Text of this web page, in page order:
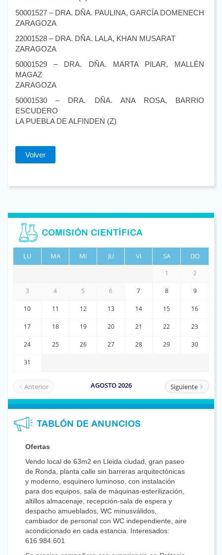
50001527 – DRA. DÑA. PAULINA, GARCÍA DOMENECH
ZARAGOZA
22001528 – DRA. DÑA. LALA, KHAN MUSARAT
ZARAGOZA
50001529 – DRA. DÑA. MARTA PILAR, MALLÉN
MAGAZ
ZARAGOZA
50001530 – DRA. DÑA. ANA ROSA, BARRIO
ESCUDERO
LA PUEBLA DE ALFINDEN (Z)
Volver
COMISIÓN CIENTÍFICA
TABLÓN DE ANUNCIOS
Ofertas
Vendo local de 63m2 en Lleida ciudad, gran paseo
de Ronda, planta calle sin barreras arquitectónicas
y moderno, esquinero luminoso, con instalación
para dos equipos, sala de máquinas-esterilización,
altillos almacenaje, recepción-sala de espera y
despacho amueblados, WC minusválidos,
cambiador de personal con WC independiente, aire
acondicionado en cada estancia. Interesados:
616.984.601